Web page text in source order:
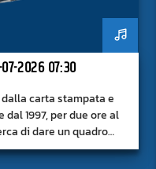
07-2026 07:30
carta stampata e
1997, per due ore al
di dare un quadro
senza fermarsi alla